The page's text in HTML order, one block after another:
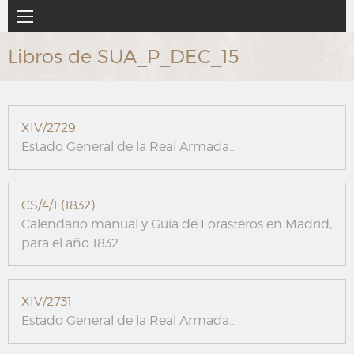
al
contenido
principal
Navegación
principal
Libros de SUA_P_DEC_15
XIV/2729
Estado General de la Real Armada...
CS/4/1 (1832)
Calendario manual y Guía de Forasteros en Madrid,
para el año 1832
XIV/2731
Estado General de la Real Armada...